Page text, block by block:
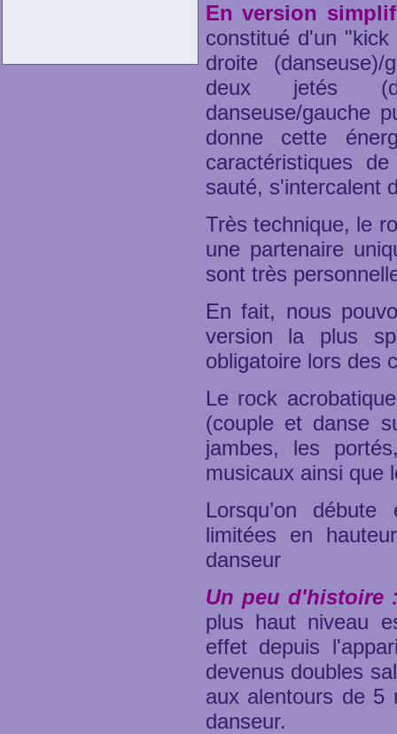
En version
constitué d'un
droite
deux jetés
danseuse/gauche
donne cette
caractéristiques
sauté, s'intercalent
Très technique, le
une partenaire
sont très
En fait, nous
version la plus
obligatoire lors des
Le rock
(couple et danse
jambes, les
musicaux ainsi que
Lorsqu’on
limitées en
danseur
Un peu d'histoire
plus haut niveau
effet depuis
devenus doubles
aux alentours de 5
danseur.